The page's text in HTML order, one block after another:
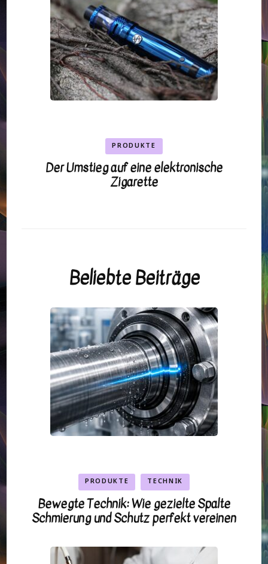
PRODUKTE
Der Umstieg auf eine elektronische
Zigarette
Beliebte Beiträge
PRODUKTE TECHNIK
Bewegte Technik: Wie gezielte Spalte
Schmierung und Schutz perfekt vereinen